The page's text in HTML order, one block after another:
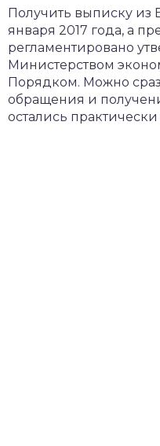
Получить выписку из
января 2017 года, а
регламентировано
Министерством
Порядком. Можно
обращения и
остались практически